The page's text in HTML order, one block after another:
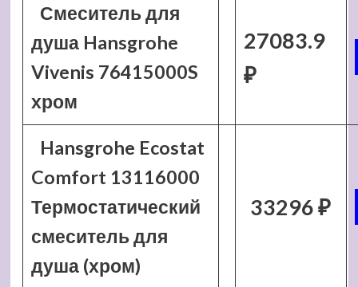
Смеситель для
душа Hansgrohe
Vivenis 76415000S
хром
27083.9
₽
Hansgrohe Ecostat
Comfort 13116000
Термостатический
смеситель для
душа (хром)
33296 ₽